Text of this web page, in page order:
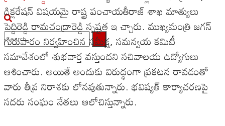
No Result
View All Result
డిక్లరేషన్ విషయమై రాష్ట్ర పంచాయతీరాజ్ శాఖ మాత్యులు
పెద్దిరెడ్డి రామచంద్రారెడ్డి స్పష్టత ఇ చ్చారు. ముఖ్యమంత్రి జగన్
గురువారం నిర్వహించిన సమీక్ష, సమన్వయ కమిటీ
సమావేశంలో శుభవార్త వస్తుందని సచివాలయ ఉద్యోగులు
ఆశించారు. అయితే అందుకు విరుద్ధంగా ప్రకటన రావడంతో
వారు తీవ్ర నిరాశకు లోనవుతున్నారు. భవిష్యత్ కార్యాచరణపై
సదరు సంఘం నేతలు ఆలోచిస్తున్నారు.